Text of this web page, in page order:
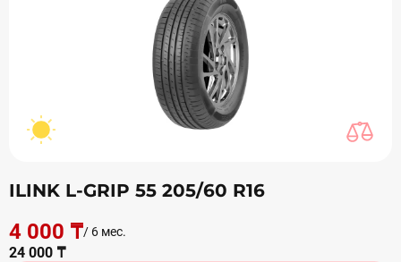
ILINK L-GRIP 55 205/60 R16
4 000 ₸/ 6 мес.
24 000 ₸